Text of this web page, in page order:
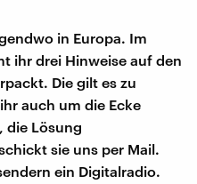
in Europa. Im
ihr drei Hinweise auf den
Die gilt es zu
auch um die Ecke
die Lösung
sie uns per Mail.
ein Digitalradio.